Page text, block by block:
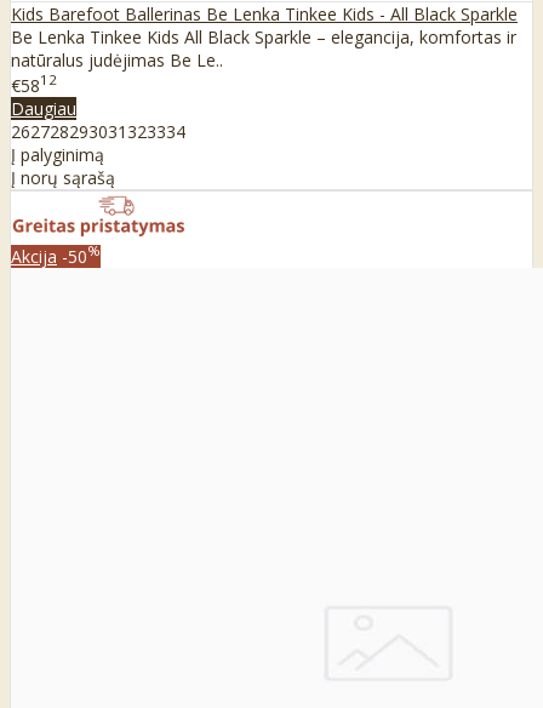
Kids Barefoot Ballerinas Be Lenka Tinkee Kids - All Black Sparkle
Be Lenka Tinkee Kids All Black Sparkle – elegancija, komfortas ir
natūralus judėjimas Be Le..
€5812
Daugiau
262728293031323334
Į palyginimą
Į norų sąrašą
Akcija -50%